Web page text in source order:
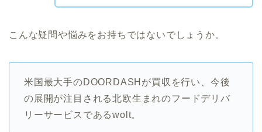
こんな疑問や悩みをお持ちではないでしょうか。
米国最大手のDOORDASHが買収を行い、今後
の展開が注目される北欧生まれのフードデリバ
リーサービスであるwolt。